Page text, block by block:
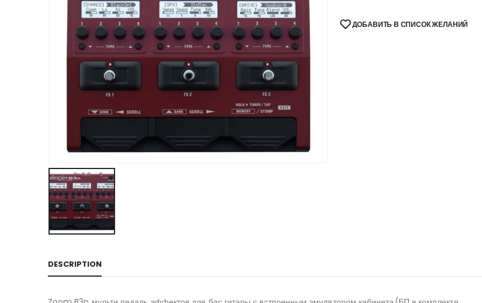
ДОБАВИТЬ В СПИСОК ЖЕЛАНИЙ
DESCRIPTION